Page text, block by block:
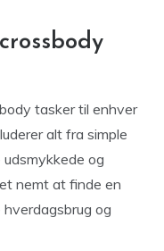
tasker til enhver
alt fra simple
og
nemt at finde en
og